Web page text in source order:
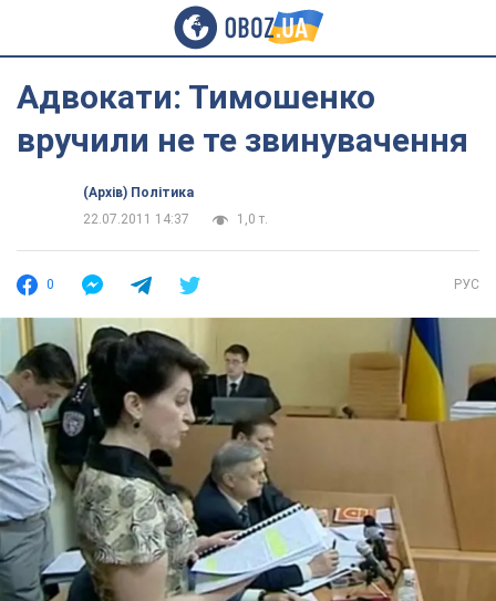
Адвокати: Тимошенко
вручили не те звинувачення
(Архів) Політика
22.07.2011 14:37
1,0 т.
0 РУС